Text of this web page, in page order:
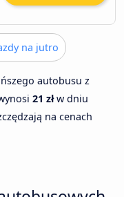
na jutro
autobusu z
21 złw dniu
na cenach